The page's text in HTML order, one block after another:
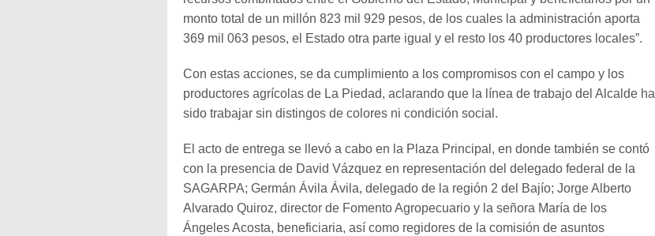
monto total de un millón 823 mil 929 pesos, de los cuales la administración aporta
369 mil 063 pesos, el Estado otra parte igual y el resto los 40 productores locales”.
Con estas acciones, se da cumplimiento a los compromisos con el campo y los
productores agrícolas de La Piedad, aclarando que la línea de trabajo del Alcalde ha
sido trabajar sin distingos de colores ni condición social.
El acto de entrega se llevó a cabo en la Plaza Principal, en donde también se contó
con la presencia de David Vázquez en representación del delegado federal de la
SAGARPA; Germán Ávila Ávila, delegado de la región 2 del Bajío; Jorge Alberto
Alvarado Quiroz, director de Fomento Agropecuario y la señora María de los
Ángeles Acosta, beneficiaria, así como regidores de la comisión de asuntos